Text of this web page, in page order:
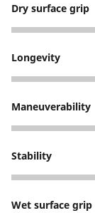
Dry surface grip
5
Longevity
5
Maneuverability
5
Stability
5
Wet surface grip